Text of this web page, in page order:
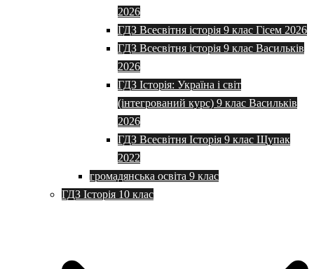
2026
ГДЗ Всесвітня історія 9 клас Гісем 2026
ГДЗ Всесвітня історія 9 клас Васильків
2026
ГДЗ Історія: Україна і світ
(інтегрований курс) 9 клас Васильків
2026
ГДЗ Всесвітня Історія 9 клас Щупак
2022
громадянська освіта 9 клас
ГДЗ Історія 10 клас